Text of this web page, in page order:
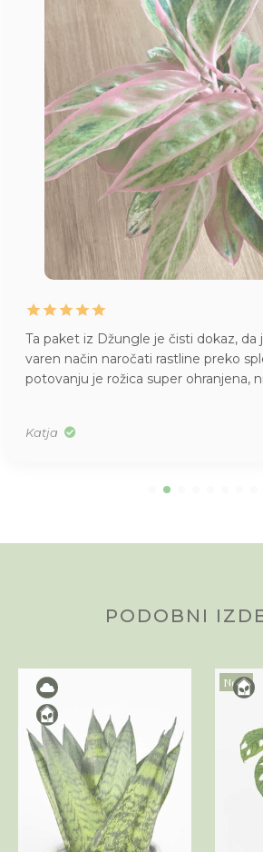
Ta paket iz Džungle je čisti dokaz,
varen način naročati rastline preko
potovanju je rožica super ohranjena,
Katja
PODOBNI
Novo